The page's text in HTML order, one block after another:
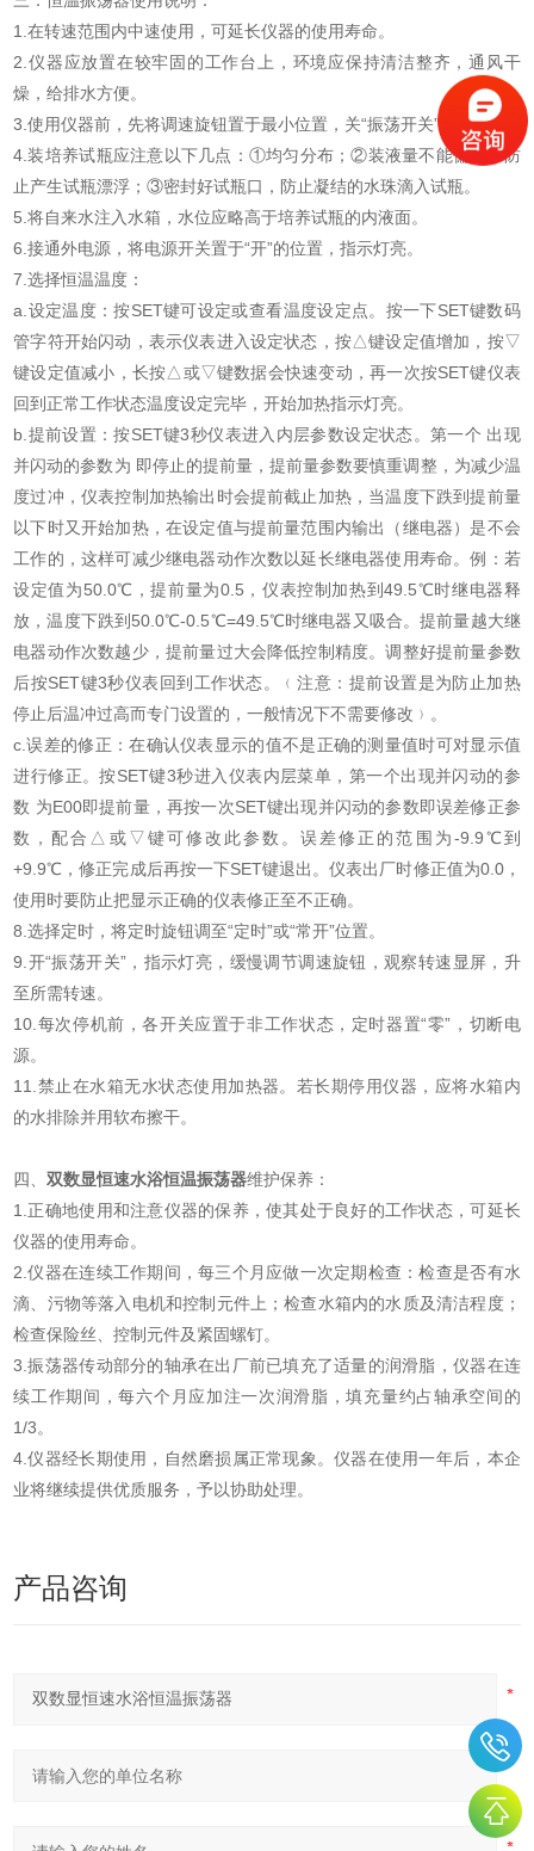
1.在转速范围内中速使用，可延长仪器的使用寿命。
2.仪器应放置在较牢固的工作台上，环境应保持清洁整齐，通风干
燥，给排水方便。
3.使用仪器前，先将调速旋钮置于最小位置，关“振荡开关”。
4.装培养试瓶应注意以下几点：①均匀分布；②装液量不能偏少，防
止产生试瓶漂浮；③密封好试瓶口，防止凝结的水珠滴入试瓶。
5.将自来水注入水箱，水位应略高于培养试瓶的内液面。
6.接通外电源，将电源开关置于“开”的位置，指示灯亮。
7.选择恒温温度：
a.设定温度：按SET键可设定或查看温度设定点。按一下SET键数码
管字符开始闪动，表示仪表进入设定状态，按△键设定值增加，按▽
键设定值减小，长按△或▽键数据会快速变动，再一次按SET键仪表
回到正常工作状态温度设定完毕，开始加热指示灯亮。
b.提前设置：按SET键3秒仪表进入内层参数设定状态。第一个 出现
并闪动的参数为 即停止的提前量，提前量参数要慎重调整，为减少温
度过冲，仪表控制加热输出时会提前截止加热，当温度下跌到提前量
以下时又开始加热，在设定值与提前量范围内输出（继电器）是不会
工作的，这样可减少继电器动作次数以延长继电器使用寿命。例：若
设定值为50.0℃，提前量为0.5，仪表控制加热到49.5℃时继电器释
放，温度下跌到50.0℃-0.5℃=49.5℃时继电器又吸合。提前量越大继
电器动作次数越少，提前量过大会降低控制精度。调整好提前量参数
后按SET键3秒仪表回到工作状态。﹙注意：提前设置是为防止加热
停止后温冲过高而专门设置的，一般情况下不需要修改﹚。
c.误差的修正：在确认仪表显示的值不是正确的测量值时可对显示值
进行修正。按SET键3秒进入仪表内层菜单，第一个出现并闪动的参
数 为E00即提前量，再按一次SET键出现并闪动的参数即误差修正参
数，配合△或▽键可修改此参数。误差修正的范围为-9.9℃到
+9.9℃，修正完成后再按一下SET键退出。仪表出厂时修正值为0.0，
使用时要防止把显示正确的仪表修正至不正确。
8.选择定时，将定时旋钮调至“定时”或“常开”位置。
9.开“振荡开关”，指示灯亮，缓慢调节调速旋钮，观察转速显屏，升
至所需转速。
10.每次停机前，各开关应置于非工作状态，定时器置“零”，切断电
源。
11.禁止在水箱无水状态使用加热器。若长期停用仪器，应将水箱内
的水排除并用软布擦干。
四、双数显恒速水浴恒温振荡器维护保养：
1.正确地使用和注意仪器的保养，使其处于良好的工作状态，可延长
仪器的使用寿命。
2.仪器在连续工作期间，每三个月应做一次定期检查：检查是否有水
滴、污物等落入电机和控制元件上；检查水箱内的水质及清洁程度；
检查保险丝、控制元件及紧固螺钉。
3.振荡器传动部分的轴承在出厂前已填充了适量的润滑脂，仪器在连
续工作期间，每六个月应加注一次润滑脂，填充量约占轴承空间的
1/3。
4.仪器经长期使用，自然磨损属正常现象。仪器在使用一年后，本企
业将继续提供优质服务，予以协助处理。
产品咨询